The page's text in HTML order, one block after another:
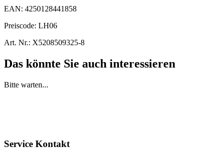
EAN: 4250128441858
Preiscode: LH06
Art. Nr.: X5208509325-8
Das könnte Sie auch interessieren
Bitte warten...
Service Kontakt